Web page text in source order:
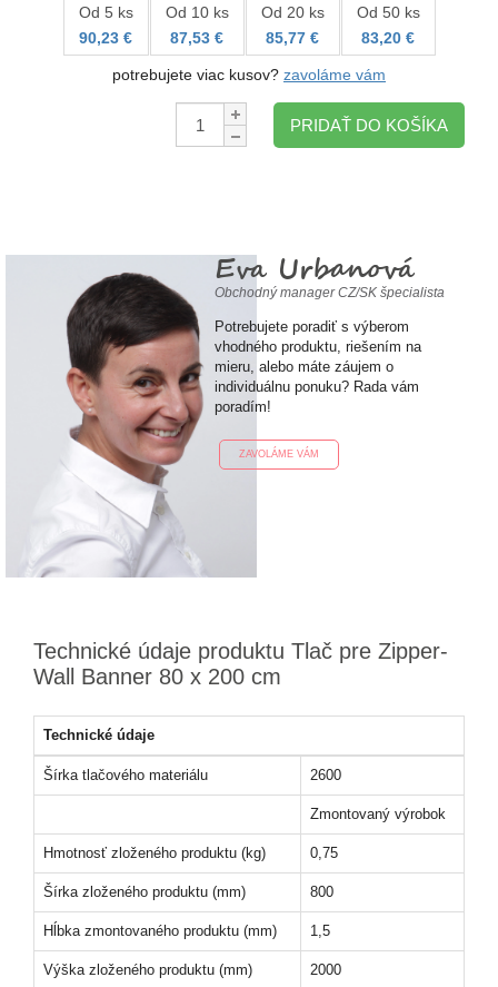
Od 5 ks
90,23 €
Od 10 ks
87,53 €
Od 20 ks
85,77 €
Od 50 ks
83,20 €
potrebujete viac kusov? zavoláme vám
Množstvo:
PRIDAŤ DO KOŠÍKA
Eva Urbanová
Obchodný manager CZ/SK špecialista
Potrebujete poradiť s výberom
vhodného produktu, riešením na
mieru, alebo máte záujem o
individuálnu ponuku? Rada vám
poradím!
ZAVOLÁME VÁM
Technické údaje produktu Tlač pre Zipper-
Wall Banner 80 x 200 cm
Technické údaje
Šírka tlačového materiálu 2600
Zmontovaný výrobok
Hmotnosť zloženého produktu (kg) 0,75
Šírka zloženého produktu (mm) 800
Hĺbka zmontovaného produktu (mm) 1,5
Výška zloženého produktu (mm) 2000